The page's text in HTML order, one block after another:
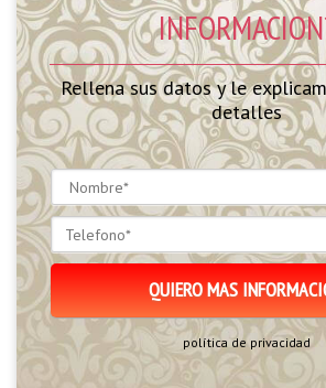
Rellena sus datos y le
detalles
política de privacidad